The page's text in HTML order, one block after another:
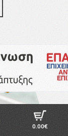
0.00€